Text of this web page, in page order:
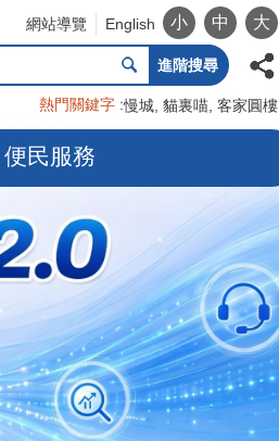
網站導覽 English 小 中 大
進階搜尋
熱門關鍵字 慢城 貓裏喵 客家圓樓
便民服務